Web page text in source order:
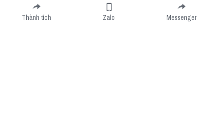
Submit
Thành tích Zalo Messenger